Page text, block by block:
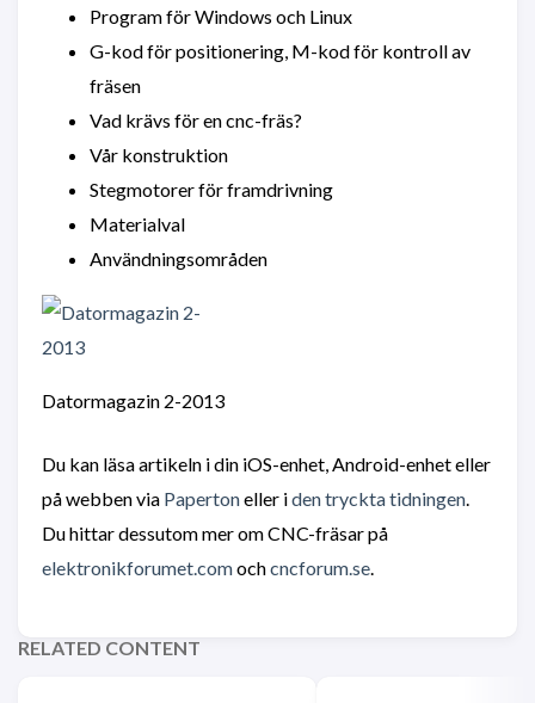
Program för Windows och Linux
G-kod för positionering, M-kod för kontroll av
fräsen
Vad krävs för en cnc-fräs?
Vår konstruktion
Stegmotorer för framdrivning
Materialval
Användningsområden
Datormagazin 2-2013
Du kan läsa artikeln i din iOS-enhet, Android-enhet eller
på webben via Papertoneller iden tryckta tidningen.
Du hittar dessutom mer om CNC-fräsar på
elektronikforumet.comochcncforum.se.
RELATED CONTENT